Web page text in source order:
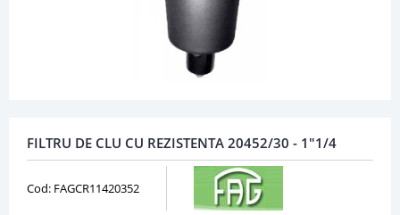
FILTRU DE CLU CU REZISTENTA 20452/30 - 1"1/4
Cod: FAGCR11420352